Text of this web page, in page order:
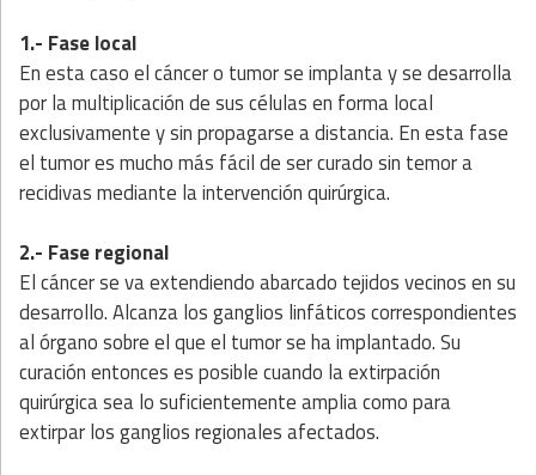
1.- Fase local
En esta caso el cáncer o tumor se implanta y se desarrolla
por la multiplicación de sus células en forma local
exclusivamente y sin propagarse a distancia. En esta fase
el tumor es mucho más fácil de ser curado sin temor a
recidivas mediante la intervención quirúrgica.
2.- Fase regional
El cáncer se va extendiendo abarcado tejidos vecinos en su
desarrollo. Alcanza los ganglios linfáticos correspondientes
al órgano sobre el que el tumor se ha implantado. Su
curación entonces es posible cuando la extirpación
quirúrgica sea lo suficientemente amplia como para
extirpar los ganglios regionales afectados.